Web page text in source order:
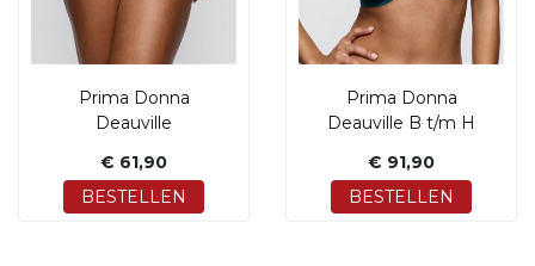
Prima Donna
Deauville
€ 61,90
BESTELLEN
Prima Donna
Deauville B t/m H
€ 91,90
BESTELLEN